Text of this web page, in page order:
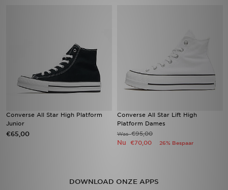
Converse All Star High Platform
Junior
€65,00
Converse All Star Lift High
Platform Dames
Was€95,00
Nu €70,00 26% Bespaar
DOWNLOAD ONZE APPS